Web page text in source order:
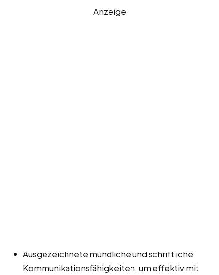
Anzeige
Ausgezeichnete mündliche und schriftliche
Kommunikationsfähigkeiten, um effektiv mit